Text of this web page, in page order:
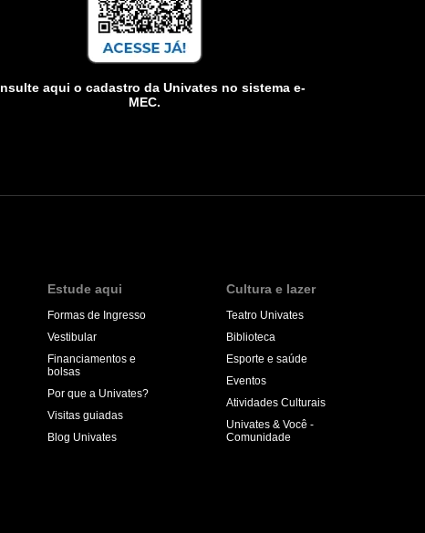
aqui o cadastro da Univates no sistema e-
MEC.
Estude aqui
Formas de Ingresso
Vestibular
Financiamentos e
bolsas
Por que a Univates?
Visitas guiadas
Blog Univates
Cultura e lazer
Teatro Univates
Biblioteca
Esporte e saúde
Eventos
Atividades Culturais
Univates & Você -
Comunidade